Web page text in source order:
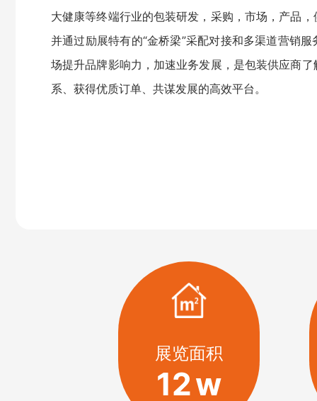
大健康等终端行业的包装研发，采购，市场，产品
并通过励展特有的“金桥梁”采配对接和多渠道营销
场提升品牌影响力，加速业务发展，是包装供应商
系、获得优质订单、共谋发展的高效平台。
展览面积
12w